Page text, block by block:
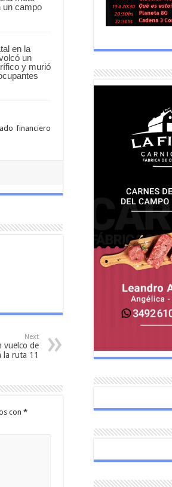
un campo
en la
un
y murió
financiero
Next
vuelco de
la ruta 11
con *